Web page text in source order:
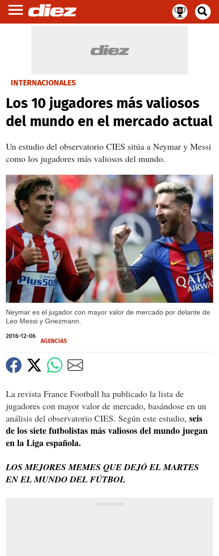
INTERNACIONALES
Los 10 jugadores más valiosos
del mundo en el mercado actual
Un estudio del observatorio CIES sitúa a Neymar y Messi
como los jugadores más valiosos del mundo.
Neymar es el jugador con mayor valor de mercado por delante de
Leo Messi y Griezmann.
X
2016-12-06
AGENCIAS
La revista France Football ha publicado la lista de
jugadores con mayor valor de mercado, basándose en un
análisis del observatorio CIES. Según este estudio, seis
de los siete futbolistas más valiosos del mundo juegan
en la Liga española.
LOS MEJORES MEMES QUE DEJÓ EL MARTES
EN EL MUNDO DEL FÚTBOL